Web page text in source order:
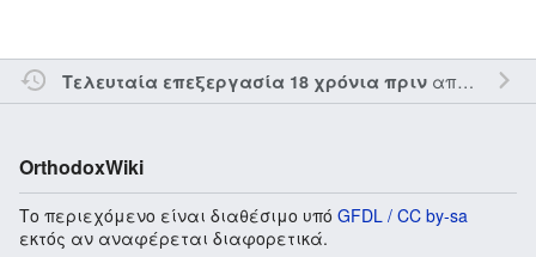
Τελευταία επεξεργασία 18 χρόνια πριναπό τον την
OrthodoxWiki
Το περιεχόμενο είναι διαθέσιμο υπό GFDL / CC by-sa
εκτός αν αναφέρεται διαφορετικά.